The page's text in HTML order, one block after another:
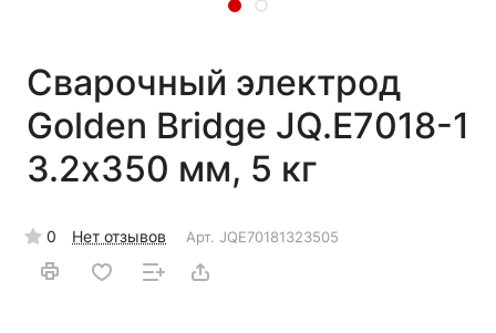
Сварочный электрод
Golden Bridge JQ.E7018-1
3.2х350 мм, 5 кг
0 Нет отзывов Арт. JQE70181323505